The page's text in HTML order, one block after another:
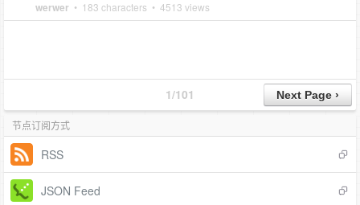
werwer • 183 characters • 4513 views
1/101
节点订阅方式
RSS
JSON Feed